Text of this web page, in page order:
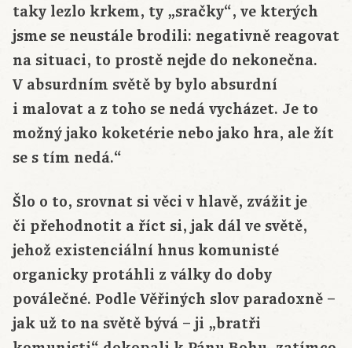
taky lezlo krkem, ty „sračky“, ve kterých
jsme se neustále brodili: negativně reagovat
na situaci, to prostě nejde do nekonečna.
V absurdním světě by bylo absurdní
i malovat a z toho se nedá vycházet. Je to
možný jako koketérie nebo jako hra, ale žít
se s tím nedá.“
Šlo o to, srovnat si věci v hlavě, zvážit je
či přehodnotit a říct si, jak dál ve světě,
jehož existenciální hnus komunisté
organicky protáhli z války do doby
poválečné. Podle Věřiných slov paradoxně –
jak už to na světě bývá – ji „bratři